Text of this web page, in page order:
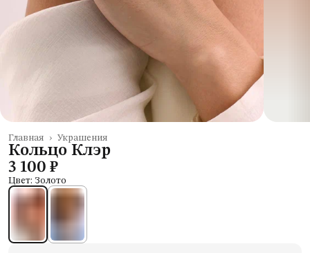
Украшения
Главная ›
Кольцо Клэр
3 100 ₽
Цвет: Золото